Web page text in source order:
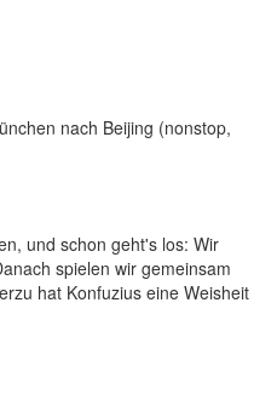
nach Beijing (nonstop,
und schon geht's los: Wir
spielen wir gemeinsam
hat Konfuzius eine Weisheit